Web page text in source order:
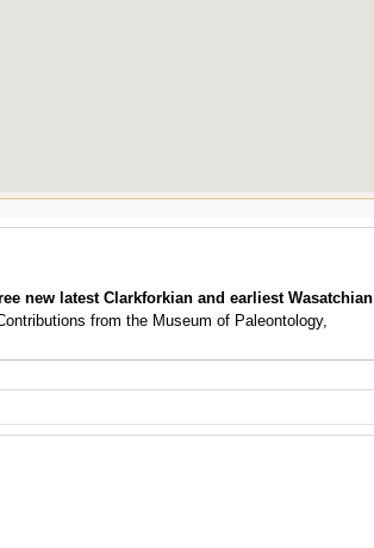
new latest Clarkforkian and earliest Wasatchian
from the Museum of Paleontology,